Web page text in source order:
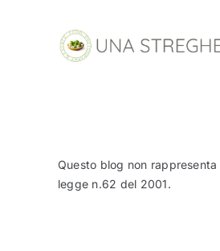
Questo blog non
legge n.62 del 2001.